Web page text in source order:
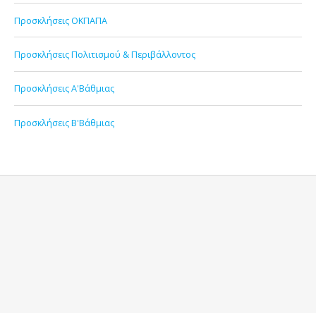
Προσκλήσεις ΟΚΠΑΠΑ
Προσκλήσεις Πολιτισμού & Περιβάλλοντος
Προσκλήσεις Α'Βάθμιας
Προσκλήσεις Β'Βάθμιας